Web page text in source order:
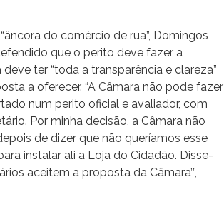
do comércio de rua”, Domingos
que o perito deve fazer a
ter “toda a transparência e clareza”
a oferecer. “A Câmara não pode fazer
num perito oficial e avaliador, com
Por minha decisão, a Câmara não
de dizer que não queríamos esse
instalar ali a Loja do Cidadão. Disse-
aceitem a proposta da Câmara’”,